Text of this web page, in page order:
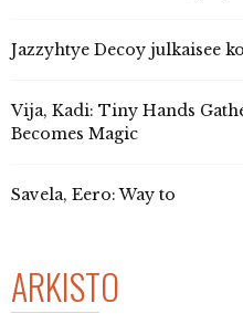
Jazzyhtye Decoy julkaisee
Vija, Kadi: Tiny Hands
Becomes Magic
Savela, Eero: Way to
ARKISTO